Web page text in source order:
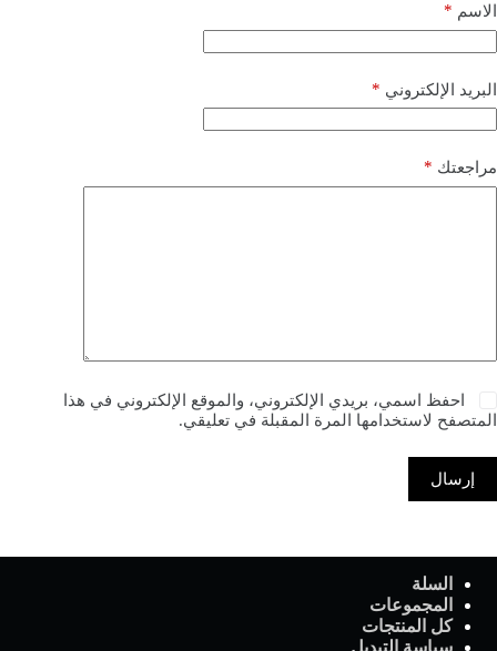
الاسم *
البريد الإلكتروني *
مراجعتك *
احفظ اسمي، بريدي الإلكتروني، والموقع الإلكتروني في هذا
المتصفح لاستخدامها المرة المقبلة في تعليقي.
إرسال
السلة
المجموعات
كل المنتجات